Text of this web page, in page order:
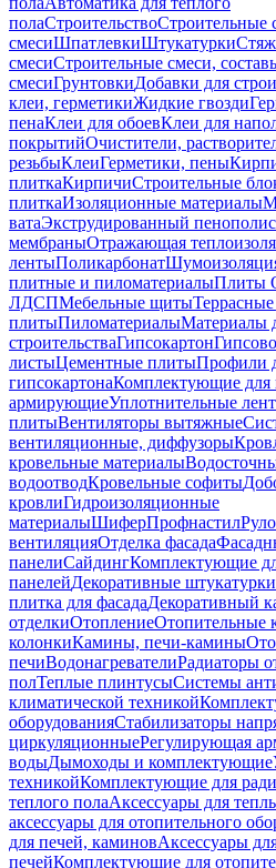
полаСтроительствоСтроительные
смесиШпатлевкиШтукатурки
смесиСтроительные смеси,
смесиГрунтовкиДобавки для
клеи, герметикиЖидкие гвозди
пенаКлеи для обоевКлеи для
покрытийОчистители,
резьбыКлеиГерметики, пены
плиткаКирпичиСтроительные
плиткаИзоляционные материалы
ватаЭкструдированный
мембраныОтражающая
лентыПоликарбонат
плитные и пиломатериалыПлиты
ЛДСПМебельные щиты
плитыПиломатериалыМатериалы
строительстваГипсокартон
листыЦементные плитыПрофили
гипсокартонаКомплектующие для
армирующиеУплотнительные
плитыВентиляторы вытяжные
вентиляционные, диффузоры
кровельные материалы
водоотводКровельные софиты
кровлиГидроизоляционные
материалыШиферПрофнастил
вентиляцияОтделка фасада
панелиСайдингКомплектующие
панелейДекоративные
плитка для фасадаДекоративный
отделкиОтоплениеОтопительные
колонкиКамины, печи-камины
печиВодонагревателиРадиаторы
полТеплые плинтусыСистемы
климатической техникой
оборудованияСтабилизаторы
циркуляционныеРегулирующая
водыДымоходы и комплектующие
техникойКомплектующие для
теплого полаАксессуары для
аксессуары для отопительного
для печей, каминовАксессуары
печейКомплектующие для